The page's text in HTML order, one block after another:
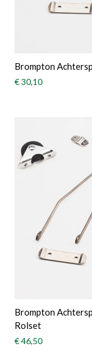
Brompton
€ 30,10
Brompton
Rolset
€ 46,50